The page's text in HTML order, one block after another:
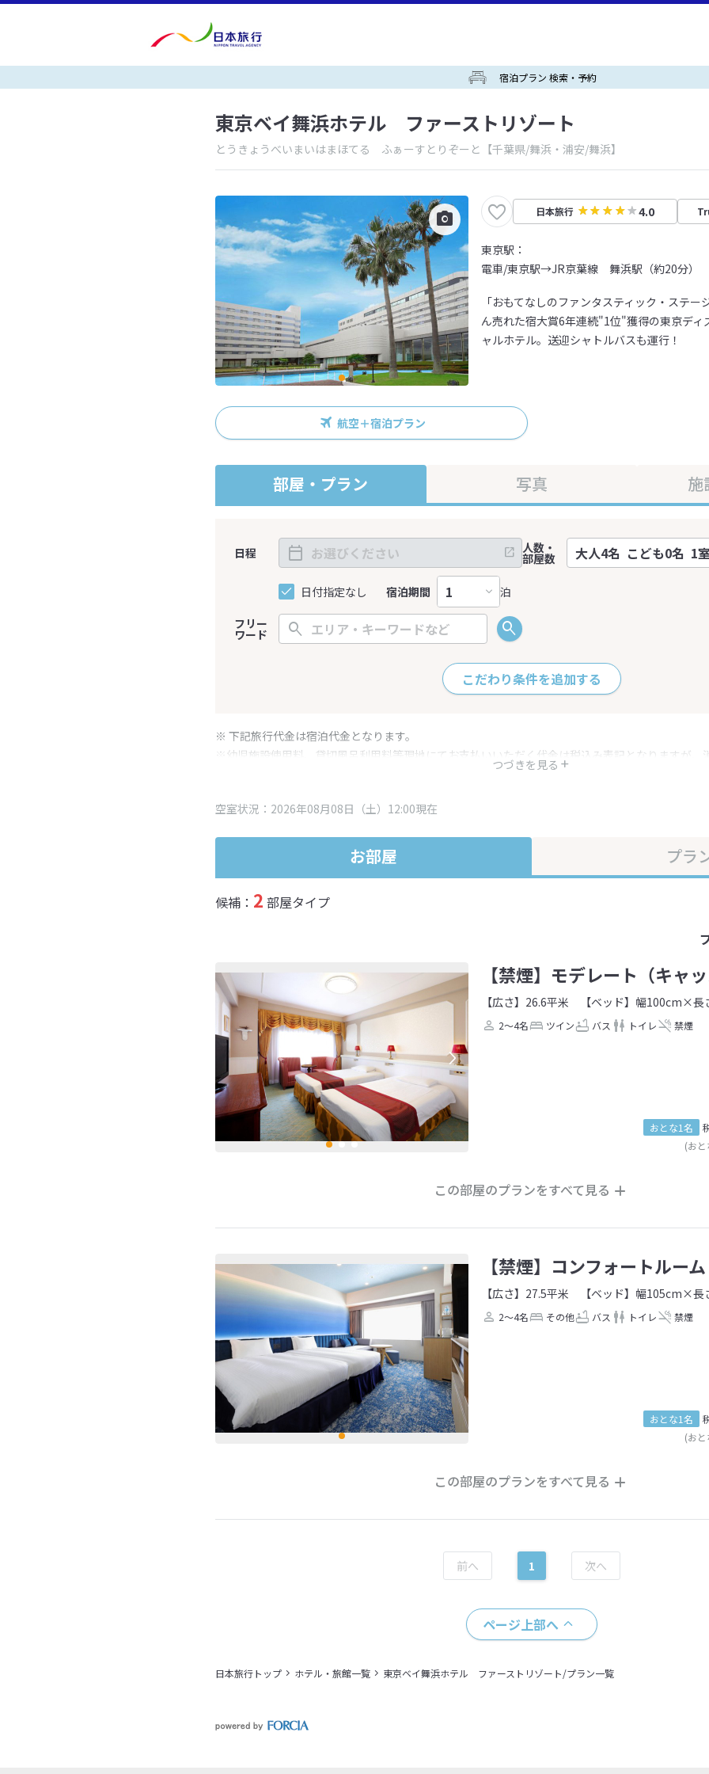
宿泊プラン 検索・予約
東京ベイ舞浜ホテル ファーストリゾート
とうきょうべいまいはまほてる ふぁーすとりぞーと 【千葉県/舞浜・浦安/舞浜】
日本旅行 4.0
東京駅：
電車/東京駅→JR京葉線 舞浜駅（約20分）
「おもてなしのファンタスティック・ステ
ん売れた宿大賞6年連続"1位"獲得の東京ディ
ャルホテル。送迎シャトルバスも運行！
航空＋宿泊プラン
部屋・プラン 写真 施
日程
日付指定なし 宿泊期間 泊
人数・
部屋数
フリー
ワード
こだわり条件を追加する
つづきを見る
※ 下記旅行代金は宿泊代金となります。
※幼児施設使用料、貸切風呂利用料等現地にてお支払いいただく代金は税込み表記となりますが、
空室状況：2026年08月08日（土）12:00現在
お部屋 プラ
候補： 2 部屋タイプ
【禁煙】モデレート（キャ
【広さ】26.6平米 【ベッド】幅100cm×長
2～4名 ツイン バス トイレ 禁煙
おとな1名
(お
この部屋のプランをすべて見る
【禁煙】コンフォートルーム
【広さ】27.5平米 【ベッド】幅105cm×長
2～4名 その他 バス トイレ 禁煙
おとな1名
(お
この部屋のプランをすべて見る
1
ページ上部へ
日本旅行トップ ホテル・旅館一覧 東京ベイ舞浜ホテル ファーストリゾート/プラン一覧